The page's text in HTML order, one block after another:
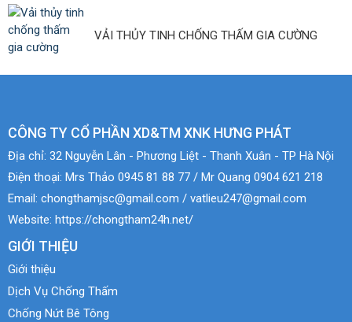
VẢI THỦY TINH CHỐNG THẤM GIA CƯỜNG
CÔNG TY CỔ PHẦN XD&TM XNK HƯNG PHÁT
Địa chỉ: 32 Nguyễn Lân - Phương Liệt - Thanh Xuân - TP Hà Nội
Điện thoại: Mrs Thảo 0945 81 88 77 / Mr Quang 0904 621 218
Email: chongthamjsc@gmail.com / vatlieu247@gmail.com
Website: https://chongtham24h.net/
GIỚI THIỆU
Giới thiệu
Dịch Vụ Chống Thấm
Chống Nứt Bê Tông